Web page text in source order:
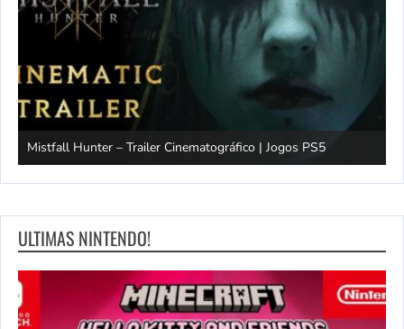
Mistfall Hunter – Trailer Cinematográfico | Jogos PS5
ULTIMAS NINTENDO!